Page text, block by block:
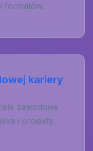
formatów.
kariery
zawodowe
i projekty,